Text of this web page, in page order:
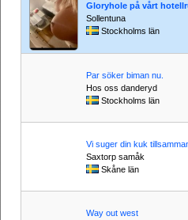
Gloryhole på vårt
Sollentuna
Stockholms län
Par söker biman nu.
Hos oss danderyd
Stockholms län
Vi suger din kuk
Saxtorp samåk
Skåne län
Way out west